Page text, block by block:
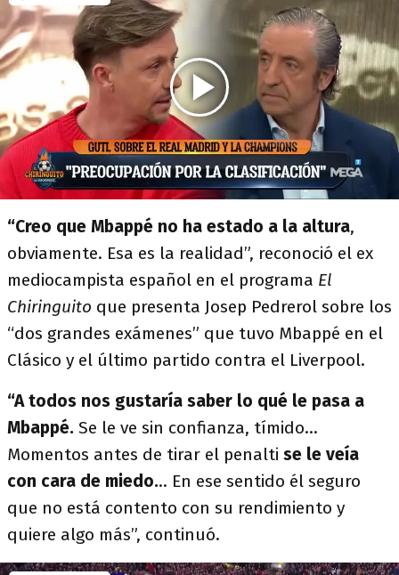
“Creo que Mbappé no ha estado a la altura,
obviamente. Esa es la realidad”, reconoció el ex
mediocampista español en el programa El
Chiringuito que presenta Josep Pedrerol sobre los
“dos grandes exámenes” que tuvo Mbappé en el
Clásico y el último partido contra el Liverpool.
“A todos nos gustaría saber lo qué le pasa a
Mbappé. Se le ve sin confianza, tímido...
Momentos antes de tirar el penalti se le veía
con cara de miedo... En ese sentido él seguro
que no está contento con su rendimiento y
quiere algo más”, continuó.